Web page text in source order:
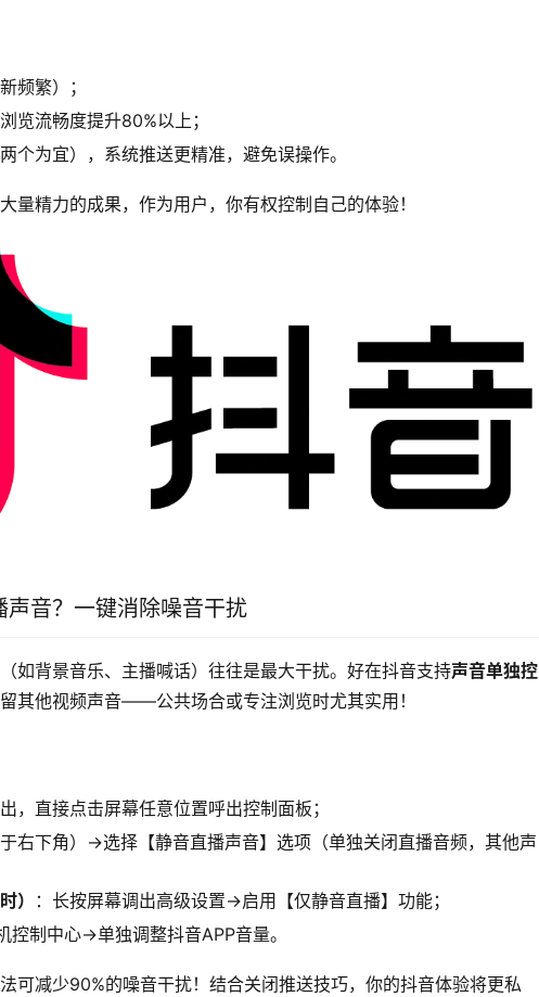
频繁）；
览流畅度提升80%以上；
个为宜），系统推送更精准，避免误操作。
量精力的成果，作为用户，你有权控制自己的体验！
音？一键消除噪音干扰
如背景音乐、主播喊话）往往是最大干扰。好在抖音支持声音单独控
其他视频声音——公共场合或专注浏览时尤其实用！
，直接点击屏幕任意位置呼出控制面板；
于右下角）→选择【静音直播声音】选项（单独关闭直播音频，其他声
）
：长按屏幕调出高级设置→启用【仅静音直播】功能；
控制中心→单独调整抖音APP音量。
可减少90%的噪音干扰！结合关闭推送技巧，你的抖音体验将更私